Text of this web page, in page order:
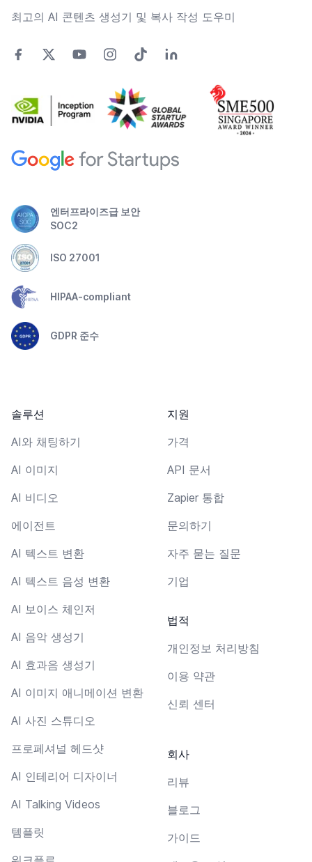
최고의 AI 콘텐츠 생성기 및 복사 작성 도우미
엔터프라이즈급 보안
SOC2
ISO 27001
HIPAA-compliant
GDPR 준수
솔루션
AI와 채팅하기
AI 이미지
AI 비디오
에이전트
AI 텍스트 변환
AI 텍스트 음성 변환
AI 보이스 체인저
AI 음악 생성기
AI 효과음 생성기
AI 이미지 애니메이션 변환
AI 사진 스튜디오
프로페셔널 헤드샷
AI 인테리어 디자이너
AI Talking Videos
템플릿
지원
가격
API 문서
Zapier 통합
문의하기
자주 묻는 질문
기업
법적
개인정보 처리방침
이용 약관
신뢰 센터
회사
리뷰
블로그
가이드